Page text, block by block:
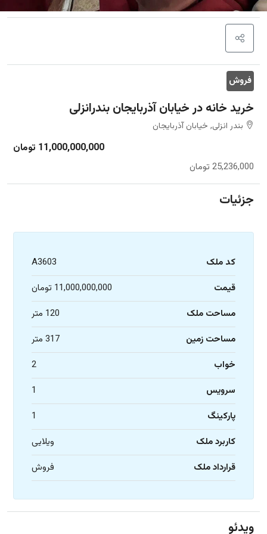
فروش
خرید خانه در خیابان آذربایجان بندرانزلی
بندر انزلی, خیابان آذربایجان
11,000,000,000 تومان
25,236,000 تومان
جزئیات
کد ملک
A3603
قیمت
11,000,000,000 تومان
مساحت ملک
120 متر
مساحت زمین
317 متر
خواب
2
سرویس
1
پارکینگ
1
کاربرد ملک
ویلایی
قرارداد ملک
فروش
ویدئو